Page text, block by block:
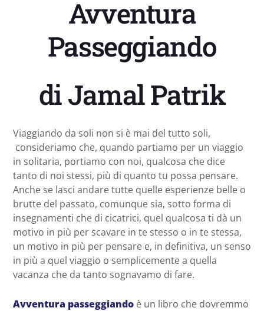
Avventura
Passeggiando
di Jamal Patrik
Viaggiando da soli non si è mai del tutto soli,
consideriamo che, quando partiamo per un viaggio
in solitaria, portiamo con noi, qualcosa che dice
tanto di noi stessi, più di quanto tu possa pensare.
Anche se lasci andare tutte quelle esperienze belle o
brutte del passato, comunque sia, sotto forma di
insegnamenti che di cicatrici, quel qualcosa ti dà un
motivo in più per scavare in te stesso o in te stessa,
un motivo in più per pensare e, in definitiva, un senso
in più a quel viaggio o semplicemente a quella
vacanza che da tanto sognavamo di fare.
Avventura passeggiando è un libro che dovremmo